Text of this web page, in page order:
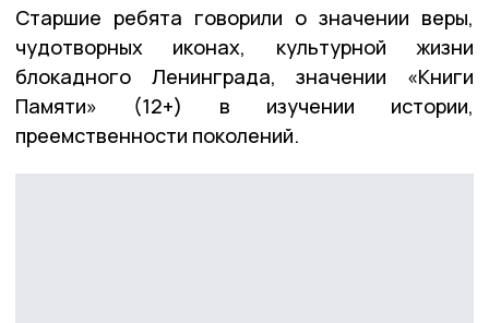
Старшие ребята говорили о значении веры,
чудотворных иконах, культурной жизни
блокадного Ленинграда, значении «Книги
Памяти» (12+) в изучении истории,
преемственности поколений.